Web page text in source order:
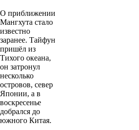
О приближении
Мангхута стало
известно
заранее. Тайфун
пришёл из
Тихого океана,
он затронул
несколько
островов, север
Японии, а в
воскресенье
добрался до
южного Китая.